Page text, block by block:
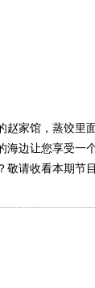
家馆，蒸饺里
海边让您享受一
请收看本期节